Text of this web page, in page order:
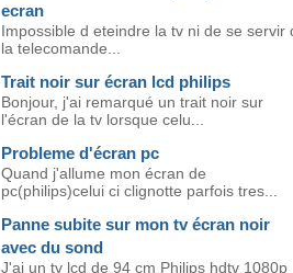
ecran
Impossible d eteindre la tv ni de se servir
la telecomande...
Trait noir sur écran lcd philips
Bonjour, j'ai remarqué un trait noir sur
l'écran de la tv lorsque celu...
Probleme d'écran pc
Quand j'allume mon écran de
pc(philips)celui ci clignotte parfois tres...
Panne subite sur mon tv écran noir
avec du sond
J'ai un tv lcd de 94 cm Philips hdtv 1080p